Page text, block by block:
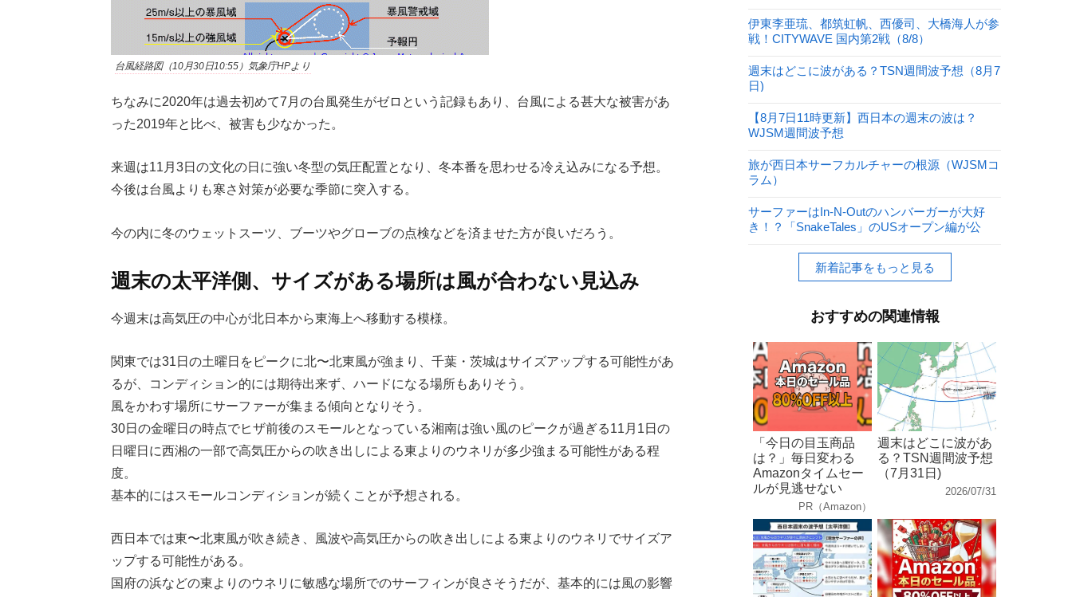
台風経路図（10月30日10:55）気象庁HPより
ちなみに2020年は過去初めて7月の台風発生がゼロという記録もあり、台風による甚大な被害があ
った2019年と比べ、被害も少なかった。
来週は11月3日の文化の日に強い冬型の気圧配置となり、冬本番を思わせる冷え込みになる予想。
今後は台風よりも寒さ対策が必要な季節に突入する。
今の内に冬のウェットスーツ、ブーツやグローブの点検などを済ませた方が良いだろう。
週末の太平洋側、サイズがある場所は風が合わない見込み
今週末は高気圧の中心が北日本から東海上へ移動する模様。
関東では31日の土曜日をピークに北〜北東風が強まり、千葉・茨城はサイズアップする可能性があ
るが、コンディション的には期待出来ず、ハードになる場所もありそう。
風をかわす場所にサーファーが集まる傾向となりそう。
30日の金曜日の時点でヒザ前後のスモールとなっている湘南は強い風のピークが過ぎる11月1日の
日曜日に西湘の一部で高気圧からの吹き出しによる東よりのウネリが多少強まる可能性がある程
度。
基本的にはスモールコンディションが続くことが予想される。
西日本では東〜北東風が吹き続き、風波や高気圧からの吹き出しによる東よりのウネリでサイズア
ップする可能性がある。
国府の浜などの東よりのウネリに敏感な場所でのサーフィンが良さそうだが、基本的には風の影響
伊東李亜琉、都筑虹帆、西優司、大橋海人が参
戦！CITYWAVE 国内第2戦（8/8）
週末はどこに波がある？TSN週間波予想（8月7
日)
【8月7日11時更新】西日本の週末の波は？
WJSM週間波予想
旅が西日本サーフカルチャーの根源（WJSMコ
ラム）
サーファーはIn-N-Outのハンバーガーが大好
き！？「SnakeTales」のUSオープン編が公
新着記事をもっと見る
おすすめの関連情報
「今日の目玉商品
は？」毎日変わる
Amazonタイムセー
ルが見逃せない
PR（Amazon）
週末はどこに波があ
る？TSN週間波予想
（7月31日)
2026/07/31